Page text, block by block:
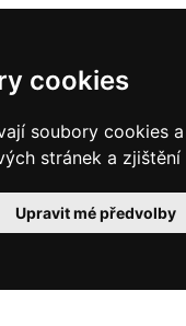
cookies
soubory cookies
stránek a
Upravit mé předvolby